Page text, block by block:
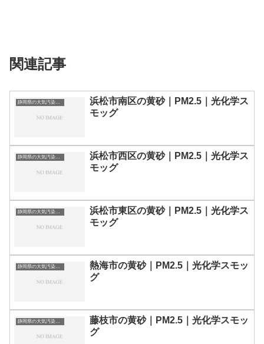
関連記事
静岡県の大気汚染・PM2.5・黄砂・エアロゾルの数値
浜松市南区の黄砂｜PM2.5｜光化学ス
モッグ
静岡県の大気汚染・PM2.5・黄砂・エアロゾルの数値
浜松市西区の黄砂｜PM2.5｜光化学ス
モッグ
静岡県の大気汚染・PM2.5・黄砂・エアロゾルの数値
浜松市東区の黄砂｜PM2.5｜光化学ス
モッグ
静岡県の大気汚染・PM2.5・黄砂・エアロゾルの数値
熱海市の黄砂｜PM2.5｜光化学スモッ
グ
静岡県の大気汚染・PM2.5・黄砂・エアロゾルの数値
藤枝市の黄砂｜PM2.5｜光化学スモッ
グ